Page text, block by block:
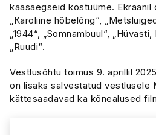
kaasaegseid kostüüme.
„Karoliine hõbelõng“,
„1944“, „Somnambuul“, „Hüvasti,
„Ruudi“.
Vestlusõhtu toimus 9. aprillil
on lisaks salvestatud vestlusele
kättesaadavad ka kõnealused